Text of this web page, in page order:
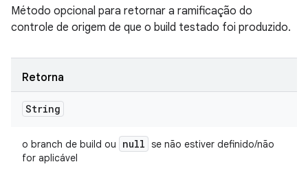
Método opcional para retornar a ramificação do
controle de origem de que o build testado foi produzido.
Retorna
String
o branch de build ou null se não estiver definido/não
for aplicável